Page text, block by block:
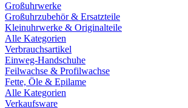
Großuhrwerke
Großuhrzubehör & Ersatzteile
Kleinuhrwerke & Originalteile
Alle Kategorien
Verbrauchsartikel
Einweg-Handschuhe
Feilwachse & Profilwachse
Fette, Öle & Epilame
Alle Kategorien
Verkaufsware